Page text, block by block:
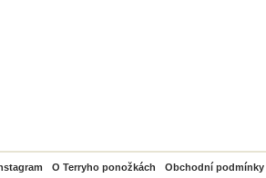
O Terryho ponožkách Obchodní podmínky
PayPal